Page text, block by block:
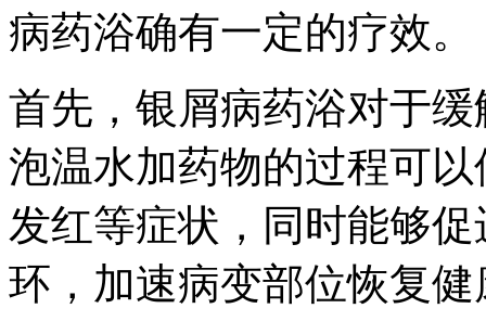
病药浴确有一定的疗效。
首先，银屑病药浴对于
泡温水加药物的过程可
发红等症状，同时能够
环，加速病变部位恢复健